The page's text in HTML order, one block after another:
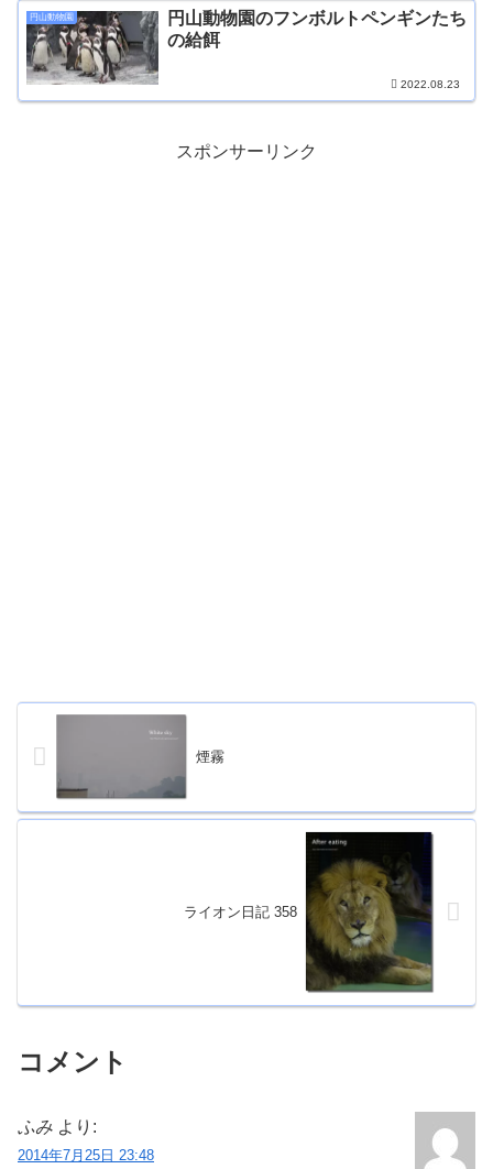
円山動物園
円山動物園のフンボルトペンギンたち
の給餌
2022.08.23
スポンサーリンク
煙霧
ライオン日記 358
コメント
ふみ より:
2014年7月25日 23:48